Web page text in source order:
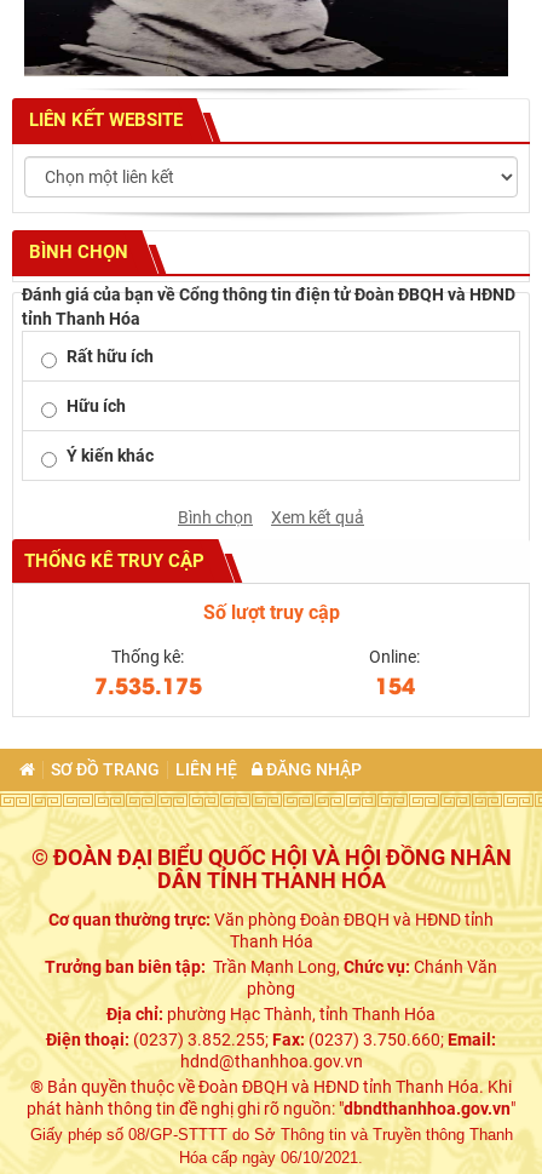
LIÊN KẾT WEBSITE
BÌNH CHỌN
Đánh giá của bạn về Cổng thông tin điện tử Đoàn ĐBQH và HĐND
tỉnh Thanh Hóa
Rất hữu ích
Hữu ích
Ý kiến khác
Bình chọn Xem kết quả
THỐNG KÊ TRUY CẬP
Số lượt truy cập
Thống kê:
7.535.175
Online:
154
SƠ ĐỒ TRANG LIÊN HỆ ĐĂNG NHẬP
© ĐOÀN ĐẠI BIỂU QUỐC HỘI VÀ HỘI ĐỒNG NHÂN
DÂN TỈNH THANH HÓA
Cơ quan thường trực:Văn phòng Đoàn ĐBQH và HĐND tỉnh
Thanh Hóa
Trưởng ban biên tập: Trần Mạnh Long,Chức vụ:Chánh Văn
phòng
Địa chỉ: phường Hạc Thành, tỉnh Thanh Hóa
Điện thoại: (0237) 3.852.255;Fax:(0237) 3.750.660;Email:
hdnd@thanhhoa.gov.vn
® Bản quyền thuộc về Đoàn ĐBQH và HĐND tỉnh Thanh Hóa. Khi
phát hành thông tin đề nghị ghi rõ nguồn: "dbndthanhhoa.gov.vn"
Giấy phép số 08/GP-STTTT do Sở Thông tin và Truyền thông Thanh
Hóa cấp ngày 06/10/2021.